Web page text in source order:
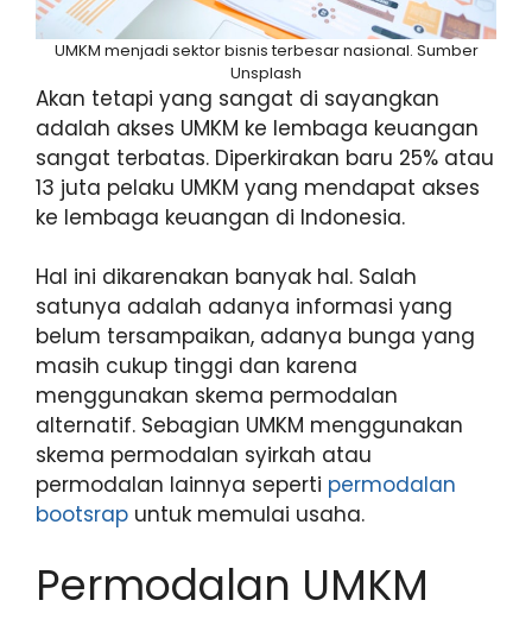
UMKM menjadi sektor bisnis terbesar nasional. Sumber
Unsplash
Akan tetapi yang sangat di sayangkan
adalah akses UMKM ke lembaga keuangan
sangat terbatas. Diperkirakan baru 25% atau
13 juta pelaku UMKM yang mendapat akses
ke lembaga keuangan di Indonesia.
Hal ini dikarenakan banyak hal. Salah
satunya adalah adanya informasi yang
belum tersampaikan, adanya bunga yang
masih cukup tinggi dan karena
menggunakan skema permodalan
alternatif. Sebagian UMKM menggunakan
skema permodalan syirkah atau
permodalan lainnya seperti permodalan
bootsrap untuk memulai usaha.
Permodalan UMKM